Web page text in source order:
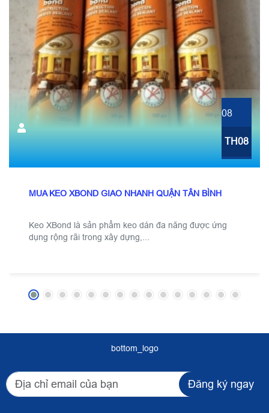
08
TH08
MUA KEO XBOND GIAO NHANH QUẬN TÂN BÌNH
Keo XBond là sản phẩm keo dán đa năng được ứng
dụng rộng rãi trong xây dựng,...
bottom_logo
Đăng ký ngay